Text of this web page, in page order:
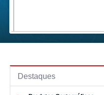
Destaques